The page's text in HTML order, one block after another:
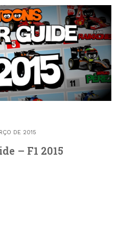
DE 2015
– F1 2015